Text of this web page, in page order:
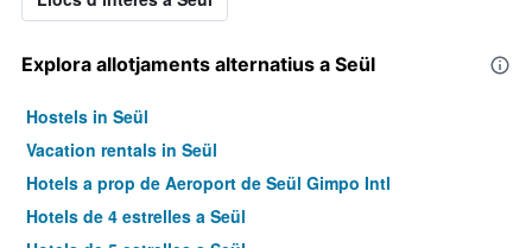
Explora allotjaments alternatius a Seül
Hostels in Seül
Vacation rentals in Seül
Hotels a prop de Aeroport de Seül Gimpo Intl
Hotels de 4 estrelles a Seül